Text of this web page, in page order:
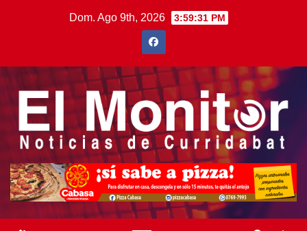
Dom. Ago 9th, 2026 3:59:31 PM